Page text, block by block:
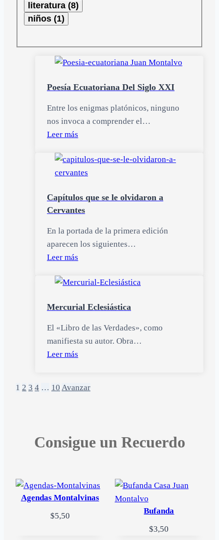
literatura (8)
niños (1)
Poesía Ecuatoriana Del Siglo XXI
Entre los enigmas platónicos, ninguno
nos invoca a comprender el…
Leer más
Capítulos que se le olvidaron a
Cervantes
En la portada de la primera edición
aparecen los siguientes…
Leer más
Mercurial Eclesiástica
El «Libro de las Verdades», como
manifiesta su autor. Obra…
Leer más
Posts
1 2 3 4 … 10 Avanzar
Consigue un Recuerdo
Agendas Montalvinas
$5,50
Bufanda
$3,50